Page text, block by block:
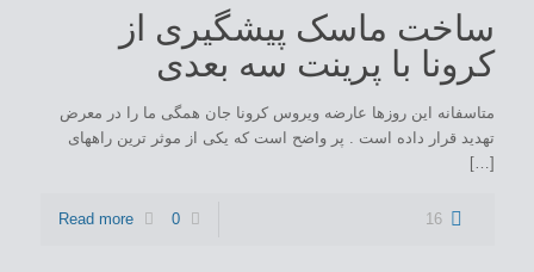
ساخت ماسک پیشگیری از
کرونا با پرینت سه بعدی
متاسفانه این روزها عارضه ویروس کرونا جان همگی ما را در معرض
تهدید قرار داده است . پر واضح است که یکی از موثر ترین راههای
[…]
16
0
Read more